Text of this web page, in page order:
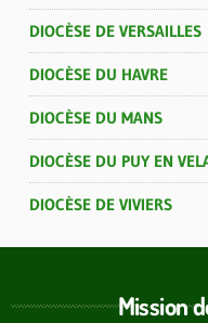
DIOCÈSE DE VERSAILLES
DIOCÈSE DU HAVRE
DIOCÈSE DU MANS
DIOCÈSE DU PUY EN
DIOCÈSE DE VIVIERS
Mission